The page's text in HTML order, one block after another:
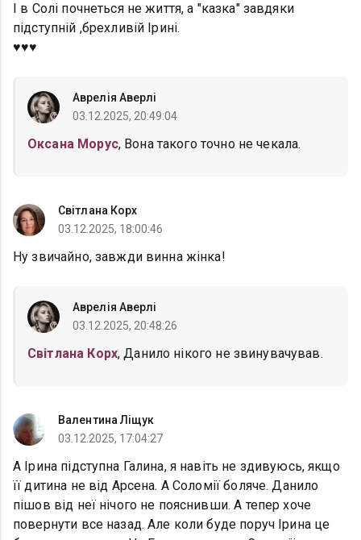
І в Солі почнеться не життя, а "казка" завдяки
підступній ,брехливій Ірині.
♥️♥️♥️
Аврелія Аверлі
03.12.2025, 20:49:04
Оксана Морус, Вона такого точно не чекала.
Світлана Корх
03.12.2025, 18:00:46
Ну звичайно, завжди винна жінка!
Аврелія Аверлі
03.12.2025, 20:48:26
Світлана Корх, Данило нікого не звинувачував.
Валентина Ліщук
03.12.2025, 17:04:27
А Ірина підступна Галина, я навіть не здивуюсь, якщо
її дитина не від Арсена. А Соломії боляче. Данило
пішов від неї нічого не пояснивши. А тепер хоче
повернути все назад. Але коли буде поруч Ірина це